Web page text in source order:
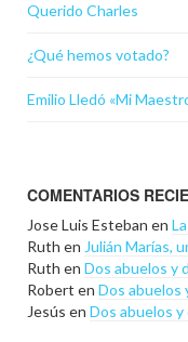
Querido Charles
¿Qué hemos votado?
Emilio Lledó «Mi
COMENTARIOS
Jose Luis Esteban en
Ruth en Julián Marías,
Ruth en Dos abuelos y
Robert en Dos abuelos
Jesús en Dos abuelos